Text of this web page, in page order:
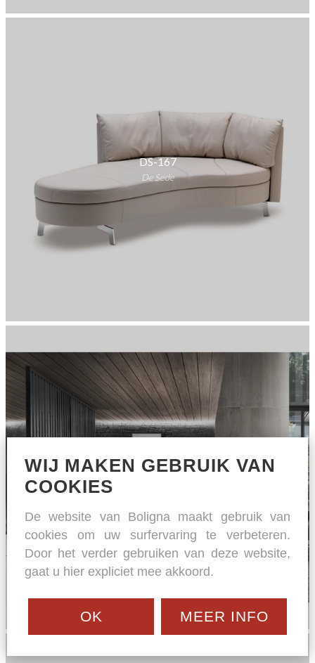
DS-167
De Sede
MR 4530
WIJ MAKEN GEBRUIK VAN
COOKIES
De website van Boligna maakt gebruik van
cookies om uw surfervaring te verbeteren.
Door het verder gebruiken van deze website,
gaat u hier expliciet mee akkoord.
OK MEER INFO